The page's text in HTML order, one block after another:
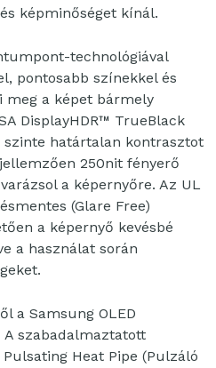
képminőséget kínál.
technológiával
pontosabb színekkel és
meg a képet bármely
DisplayHDR™ TrueBlack
szinte határtalan kontrasztot
250nit fényerő
a képernyőre. Az UL
(Glare Free)
a képernyő kevésbé
a használat során
a Samsung OLED
A szabadalmaztatott
Heat Pipe (Pulzáló